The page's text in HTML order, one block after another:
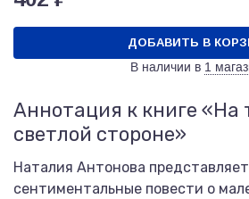
ДОБАВИТЬ В
В наличии в 1
Аннотация к книге «На
светлой стороне»
Наталия Антонова
сентиментальные повести о